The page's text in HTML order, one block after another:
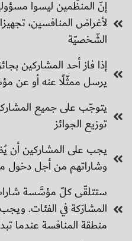
إنّ المنظِّمين ليسوا
لأغراض المنافسين،
الشّخصيّة
إذا فاز أحد المشاركين
يرسل ممثّلًا عنه أو عن
يتوجّب على جميع
توزيع الجوائز
يجب على المشاركين أن
وشاراتهم من أجل دخول
ستتلقّى كلّ مؤسَّسة
المشارَكة في الفئات.
منطقة المنافسة عندما